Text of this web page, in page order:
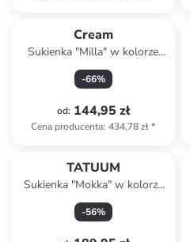
Cream
Sukienka "Milla" w kolorze
czarnym
-66%
od: 144,95 zł
Cena producenta: 434,78 zł*
TATUUM
Sukienka "Mokka" w kolorze
jasnobrązowym
-56%